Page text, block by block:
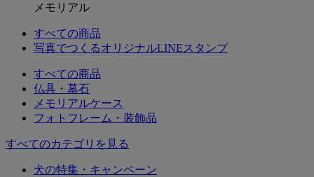
メモリアル
すべての商品
写真でつくるオリジナルLINEスタンプ
すべての商品
仏具・墓石
メモリアルケース
フォトフレーム・装飾品
すべてのカテゴリを見る
犬の特集・キャンペーン